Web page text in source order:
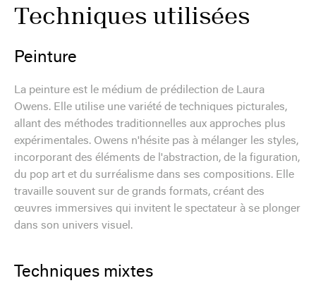
Techniques utilisées
Peinture
La peinture est le médium de prédilection de Laura
Owens. Elle utilise une variété de techniques picturales,
allant des méthodes traditionnelles aux approches plus
expérimentales. Owens n'hésite pas à mélanger les styles,
incorporant des éléments de l'abstraction, de la figuration,
du pop art et du surréalisme dans ses compositions. Elle
travaille souvent sur de grands formats, créant des
œuvres immersives qui invitent le spectateur à se plonger
dans son univers visuel.
Techniques mixtes